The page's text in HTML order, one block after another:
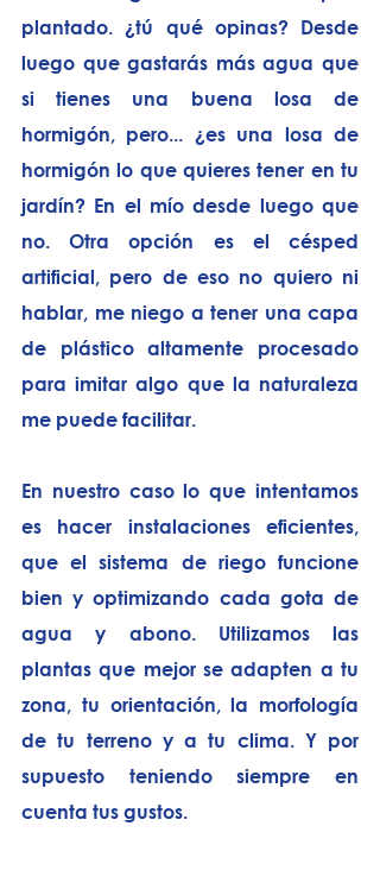
plantado. ¿tú qué opinas? Desde
luego que gastarás más agua que
si tienes una buena losa de
hormigón, pero... ¿es una losa de
hormigón lo que quieres tener en tu
jardín? En el mío desde luego que
no. Otra opción es el césped
artificial, pero de eso no quiero ni
hablar, me niego a tener una capa
de plástico altamente procesado
para imitar algo que la naturaleza
me puede facilitar.
En nuestro caso lo que intentamos
es hacer instalaciones eficientes,
que el sistema de riego funcione
bien y optimizando cada gota de
agua y abono. Utilizamos las
plantas que mejor se adapten a tu
zona, tu orientación, la morfología
de tu terreno y a tu clima. Y por
supuesto teniendo siempre en
cuenta tus gustos.